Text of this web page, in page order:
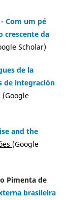
- Com um pé
crescente da
Scholar)
de la
de integración
(Google
and the
(Google
Pimenta de
brasileira